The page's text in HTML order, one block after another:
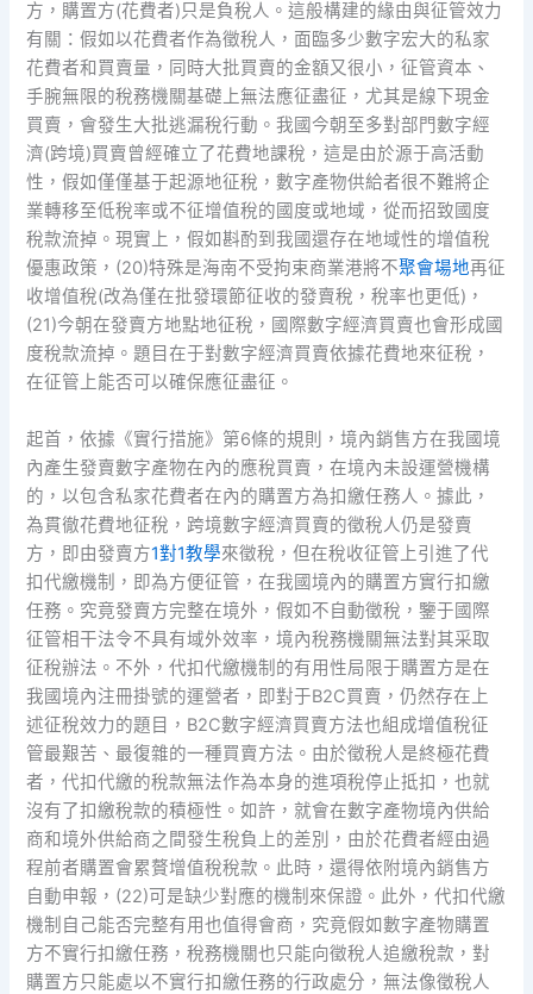
方，購置方(花費者)只是負稅人。這般構建的緣由與征管效力
有關：假如以花費者作為徵稅人，面臨多少數字宏大的私家
花費者和買賣量，同時大批買賣的金額又很小，征管資本、
手腕無限的稅務機關基礎上無法應征盡征，尤其是線下現金
買賣，會發生大批逃漏稅行動。我國今朝至多對部門數字經
濟(跨境)買賣曾經確立了花費地課稅，這是由於源于高活動
性，假如僅僅基于起源地征稅，數字產物供給者很不難將企
業轉移至低稅率或不征增值稅的國度或地域，從而招致國度
稅款流掉。現實上，假如斟酌到我國還存在地域性的增值稅
優惠政策，(20)特殊是海南不受拘束商業港將不聚會場地再征
收增值稅(改為僅在批發環節征收的發賣稅，稅率也更低)，
(21)今朝在發賣方地點地征稅，國際數字經濟買賣也會形成國
度稅款流掉。題目在于對數字經濟買賣依據花費地來征稅，
在征管上能否可以確保應征盡征。
起首，依據《實行措施》第6條的規則，境內銷售方在我國境
內產生發賣數字產物在內的應稅買賣，在境內未設運營機構
的，以包含私家花費者在內的購置方為扣繳任務人。據此，
為貫徹花費地征稅，跨境數字經濟買賣的徵稅人仍是發賣
方，即由發賣方1對1教學來徵稅，但在稅收征管上引進了代
扣代繳機制，即為方便征管，在我國境內的購置方實行扣繳
任務。究竟發賣方完整在境外，假如不自動徵稅，鑒于國際
征管相干法令不具有域外效率，境內稅務機關無法對其采取
征稅辦法。不外，代扣代繳機制的有用性局限于購置方是在
我國境內注冊掛號的運營者，即對于B2C買賣，仍然存在上
述征稅效力的題目，B2C數字經濟買賣方法也組成增值稅征
管最艱苦、最復雜的一種買賣方法。由於徵稅人是終極花費
者，代扣代繳的稅款無法作為本身的進項稅停止抵扣，也就
沒有了扣繳稅款的積極性。如許，就會在數字產物境內供給
商和境外供給商之間發生稅負上的差別，由於花費者經由過
程前者購置會累贅增值稅稅款。此時，還得依附境內銷售方
自動申報，(22)可是缺少對應的機制來保證。此外，代扣代繳
機制自己能否完整有用也值得會商，究竟假如數字產物購置
方不實行扣繳任務，稅務機關也只能向徵稅人追繳稅款，對
購置方只能處以不實行扣繳任務的行政處分，無法像徵稅人